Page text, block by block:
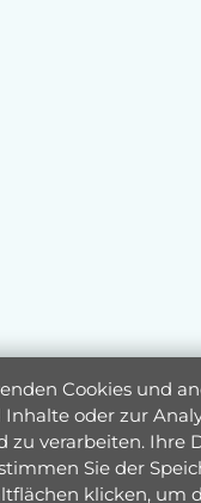
Cookies und
oder zur
zu verarbeiten.
Sie der
klicken, um